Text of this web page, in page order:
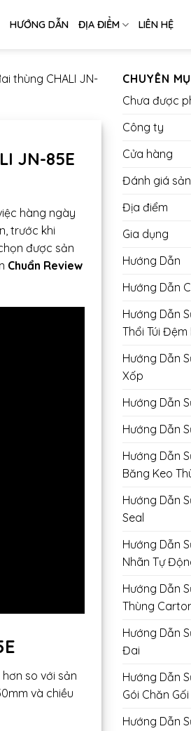
HƯỚNG DẪN ĐỊA ĐIỂM LIÊN HỆ
thùng CHALI JN-
JN-85E
hàng ngày
trước khi
được sản
Chuẩn Review
so với sản
và chiều
CHUYÊN
Chưa được
Công ty
Cửa hàng
Đánh giá
Địa điểm
Gia dụng
Hướng Dẫn
Hướng Dẫn
Hướng Dẫn
Thổi Túi Đệm
Hướng Dẫn
Xốp
Hướng Dẫn
Hướng Dẫn
Hướng Dẫn
Băng Keo
Hướng Dẫn
Seal
Hướng Dẫn
Nhãn Tự
Hướng Dẫn
Thùng
Hướng Dẫn
Đai
Hướng Dẫn
Gói Chăn
Hướng Dẫn